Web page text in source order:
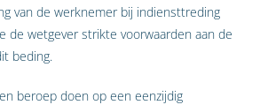
van de werknemer bij indiensttreding
de wetgever strikte voorwaarden aan de
beding.
beroep doen op een eenzijdig